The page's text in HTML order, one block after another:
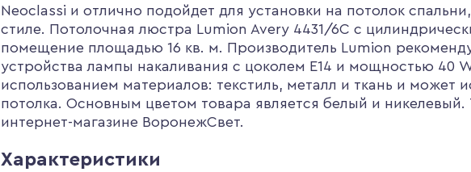
Neoclassi и отлично подойдет для установки на потолок
стиле. Потолочная люстра Lumion Avery 4431/6C с
помещение площадью 16 кв. м. Производитель Lumion
устройства лампы накаливания с цоколем E14 и мощностью 40
использованием материалов: текстиль, металл и ткань и может
потолка. Основным цветом товара является белый и никелевый.
интернет-магазине ВоронежСвет.
Характеристики